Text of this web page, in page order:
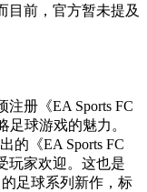
目前，官方暂未提及
注册《EA Sports FC
足球游戏的魅力。
的《EA Sports FC
玩家欢迎。这也是
足球系列新作，标